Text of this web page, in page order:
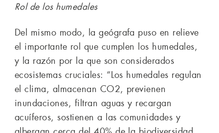
Rol de los humedales
Del mismo modo, la geógrafa puso en relieve
el importante rol que cumplen los humedales,
y la razón por la que son considerados
ecosistemas cruciales: “Los humedales regulan
el clima, almacenan CO2, previenen
inundaciones, filtran aguas y recargan
acuíferos, sostienen a las comunidades y